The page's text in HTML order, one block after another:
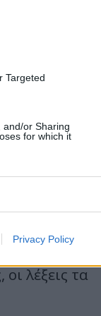
Targeted
and/or Sharing
for which it
Privacy Policy
της Άννας
έπεφταν
στης
της –
καν τα
Χωρίς να
λέξεις τα